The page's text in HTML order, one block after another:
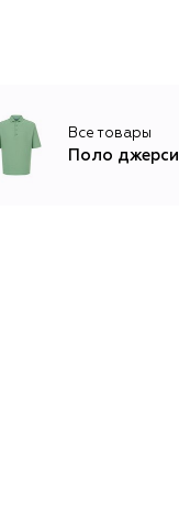
Все товары
Поло джерси